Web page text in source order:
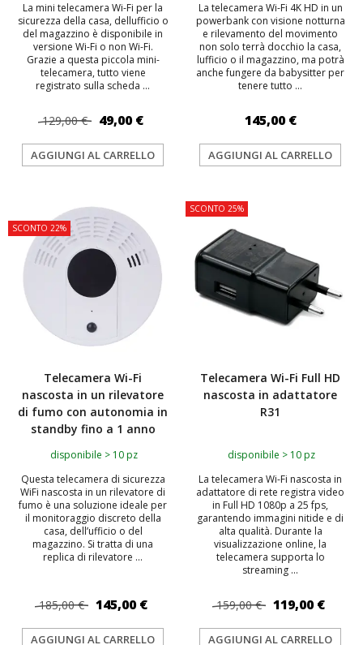
La mini telecamera Wi-Fi per la
sicurezza della casa, dellufficio o
del magazzino è disponibile in
versione Wi-Fi o non Wi-Fi.
Grazie a questa piccola mini-
telecamera, tutto viene
registrato sulla scheda ...
129,00 € 49,00 €
AGGIUNGI AL CARRELLO
La telecamera Wi-Fi 4K HD in un
powerbank con visione notturna
e rilevamento del movimento
non solo terrà docchio la casa,
lufficio o il magazzino, ma potrà
anche fungere da babysitter per
tenere tutto ...
145,00 €
AGGIUNGI AL CARRELLO
SCONTO 22%
Telecamera Wi-Fi
nascosta in un rilevatore
di fumo con autonomia in
standby fino a 1 anno
disponibile > 10 pz
Questa telecamera di sicurezza
WiFi nascosta in un rilevatore di
fumo è una soluzione ideale per
il monitoraggio discreto della
casa, dell’ufficio o del
magazzino. Si tratta di una
replica di rilevatore ...
185,00 € 145,00 €
AGGIUNGI AL CARRELLO
SCONTO 25%
Telecamera Wi-Fi Full HD
nascosta in adattatore
R31
disponibile > 10 pz
La telecamera Wi-Fi nascosta in
adattatore di rete registra video
in Full HD 1080p a 25 fps,
garantendo immagini nitide e di
alta qualità. Durante la
visualizzazione online, la
telecamera supporta lo
streaming ...
159,00 € 119,00 €
AGGIUNGI AL CARRELLO